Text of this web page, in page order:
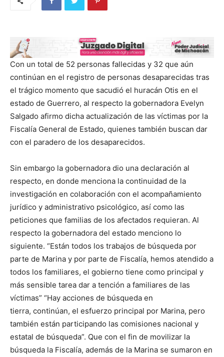
Con un total de 52 personas fallecidas y 32 que aún
continúan en el registro de personas desaparecidas tras
el trágico momento que sacudió el huracán Otis en el
estado de Guerrero, al respecto la gobernadora Evelyn
Salgado afirmo dicha actualización de las víctimas por la
Fiscalía General de Estado, quienes también buscan dar
con el paradero de los desaparecidos.
Sin embargo la gobernadora dio una declaración al
respecto, en donde menciona la continuidad de la
investigación en colaboración con el acompañamiento
jurídico y administrativo psicológico, así como las
peticiones que familias de los afectados requieran. Al
respecto la gobernadora del estado menciono lo
siguiente. “Están todos los trabajos de búsqueda por
parte de Marina y por parte de Fiscalía, hemos atendido a
todos los familiares, el gobierno tiene como principal y
más sensible tarea dar a tención a familiares de las
víctimas” “Hay acciones de búsqueda en
tierra, continúan, el esfuerzo principal por Marina, pero
también están participando las comisiones nacional y
estatal de búsqueda”. Que con el fin de movilizar la
búsqueda la Fiscalía, además de la Marina se sumaron en